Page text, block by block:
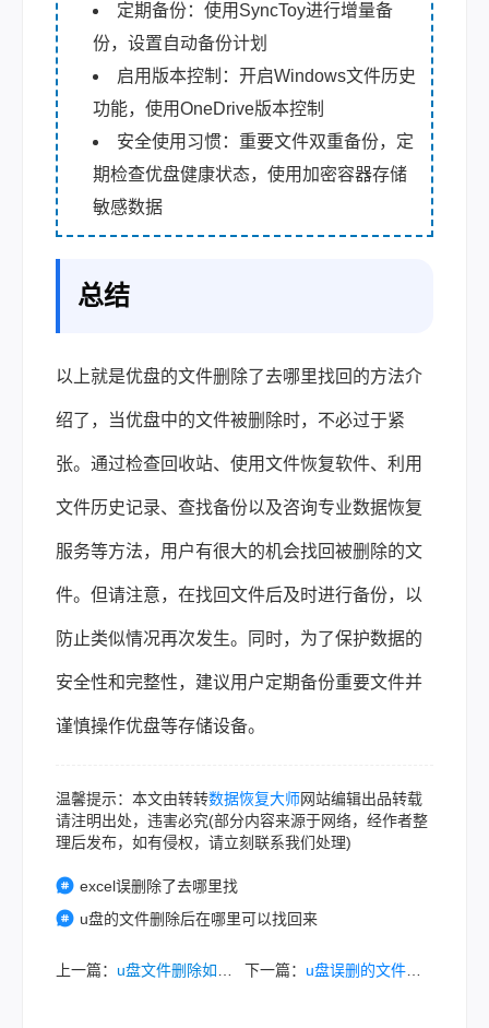
定期备份：使用SyncToy进行增量备
份，设置自动备份计划
启用版本控制：开启Windows文件历史
功能，使用OneDrive版本控制
安全使用习惯：重要文件双重备份，定
期检查优盘健康状态，使用加密容器存储
敏感数据
总结
以上就是优盘的文件删除了去哪里找回的方法介
绍了，当优盘中的文件被删除时，不必过于紧
张。通过检查回收站、使用文件恢复软件、利用
文件历史记录、查找备份以及咨询专业数据恢复
服务等方法，用户有很大的机会找回被删除的文
件。但请注意，在找回文件后及时进行备份，以
防止类似情况再次发生。同时，为了保护数据的
安全性和完整性，建议用户定期备份重要文件并
谨慎操作优盘等存储设备。
温馨提示：本文由转转数据恢复大师网站编辑出品转载
请注明出处，违害必究(部分内容来源于网络，经作者整
理后发布，如有侵权，请立刻联系我们处理)
excel误删除了去哪里找
u盘的文件删除后在哪里可以找回来
上一篇： u盘文件删除如何恢复？这几种方法可以帮助您恢复丢失的数据！ 下一篇： u盘误删的文件怎么找回？教你几种实用方法！